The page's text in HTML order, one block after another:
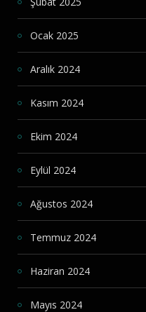
Ocak 2025
Aralık 2024
Kasım 2024
Ekim 2024
Eylül 2024
Ağustos 2024
Temmuz 2024
Haziran 2024
Mayıs 2024